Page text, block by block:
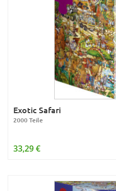
Exotic Safari
2000 Teile
33,29 €